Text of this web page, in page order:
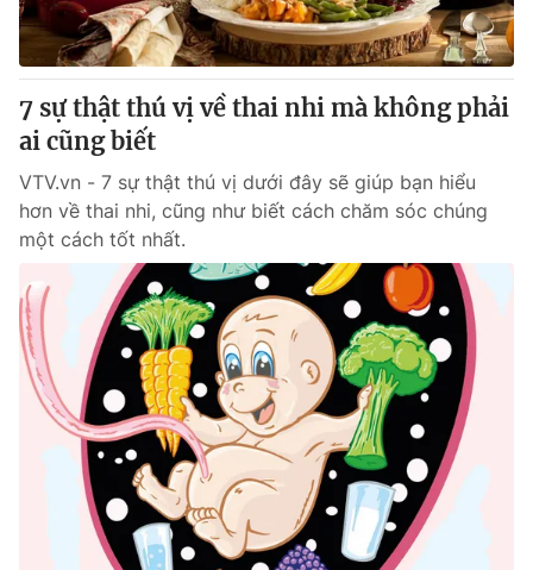
Cơ quan báo chí:Thời báo VTV
Giấy phép hoạt động báo in và báo điện tử số 483/GP-BTTTT
cấp ngày 29/12/2023
Tổng Biên tập:Vũ Thanh Thủy
Phó Tổng Biên tập:
Tổng đài VTV:024.38 355 931 - 024.38 355 932
Ðiện thoại Thời báo VTV:
toasoan@vtv.vn
Liên hệ quảng cáo:024-7300.7108
7 sự thật thú vị về thai nhi mà không phải
ai cũng biết
VTV.vn - 7 sự thật thú vị dưới đây sẽ giúp bạn hiểu
hơn về thai nhi, cũng như biết cách chăm sóc chúng
một cách tốt nhất.